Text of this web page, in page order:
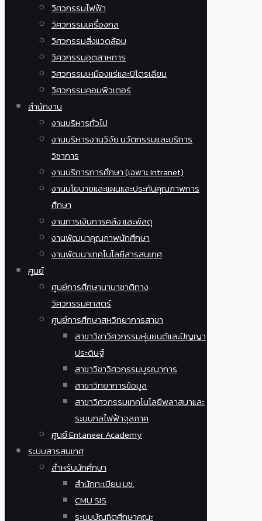
วิศวกรรมไฟฟ้า
วิศวกรรมเครื่องกล
วิศวกรรมสิ่งแวดล้อม
วิศวกรรมอุตสาหการ
วิศวกรรมเหมืองแร่และปิโตรเลียม
วิศวกรรมคอมพิวเตอร์
สำนักงาน
งานบริหารทั่วไป
งานบริหารงานวิจัย นวัตกรรมและบริการ
วิชาการ
งานบริการการศึกษา (เฉพาะ Intranet)
งานนโยบายและแผนและประกันคุณภาพการ
ศึกษา
งานการเงินการคลัง และพัสดุ
งานพัฒนาคุณภาพนักศึกษา
งานพัฒนาเทคโนโลยีสารสนเทศ
ศูนย์
ศูนย์การศึกษานานาชาติทาง
วิศวกรรมศาสตร์
ศูนย์การศึกษาสหวิทยาการสาขา
สาขาวิชาวิศวกรรมหุ่นยนต์และปัญญา
ประดิษฐ์
สาขาวิชาวิศวกรรมบูรณาการ
สาขาวิทยาการข้อมูล
สาขาวิศวกรรมเทคโนโลยีพลาสมาและ
ระบบกลไฟฟ้าจุลภาค
ศูนย์ Entaneer Academy
ระบบสารสนเทศ
สำหรับนักศึกษา
สำนักทะเบียน มช.
CMU SIS
ระบบบัณฑิตศึกษาคณะ